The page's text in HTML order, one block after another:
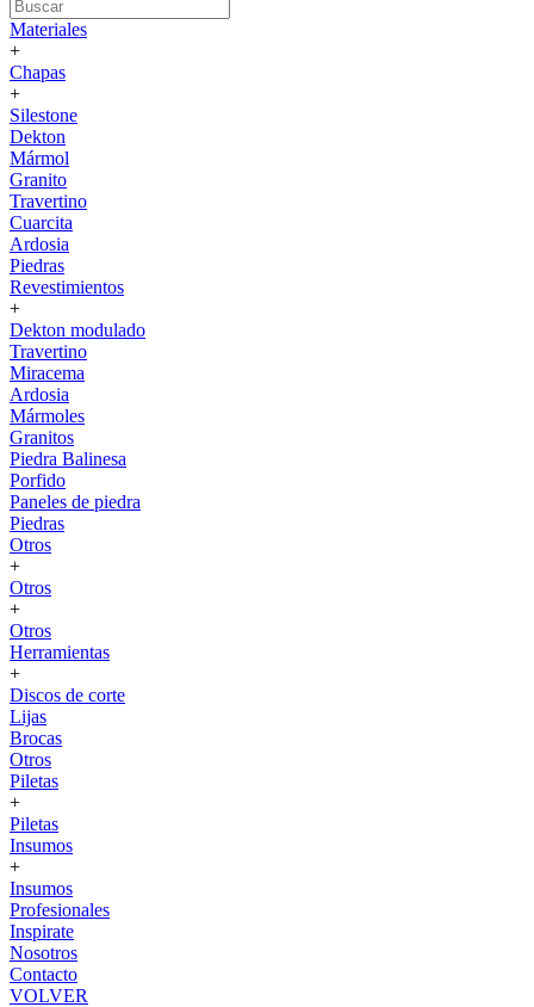
Materiales
+
Chapas
+
Silestone
Dekton
Mármol
Granito
Travertino
Cuarcita
Ardosia
Piedras
Revestimientos
+
Dekton modulado
Travertino
Miracema
Ardosia
Mármoles
Granitos
Piedra Balinesa
Porfido
Paneles de piedra
Piedras
Otros
+
Otros
+
Otros
Herramientas
+
Discos de corte
Lijas
Brocas
Otros
Piletas
+
Piletas
Insumos
+
Insumos
Profesionales
Inspirate
Nosotros
Contacto
VOLVER